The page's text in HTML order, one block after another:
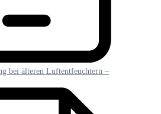
bei älteren Luftentfeuchtern –